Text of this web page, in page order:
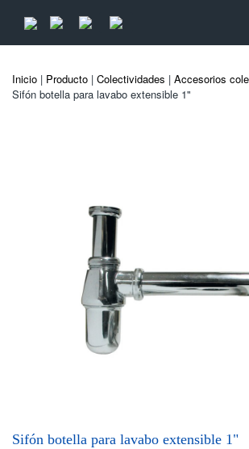
Inicio | Producto | Colectividades | Accesorios
Sifón botella para lavabo extensible 1"
Sifón botella para lavabo extensible 1"